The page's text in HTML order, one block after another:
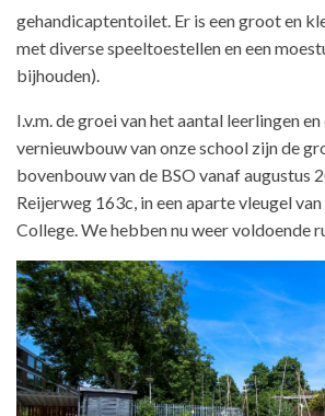
gehandicaptentoilet. Er is een groot en
met diverse speeltoestellen en een
bijhouden).
I.v.m. de groei van het aantal leerlingen
vernieuwbouw van onze school zijn de
bovenbouw van de BSO vanaf augustus
Reijerweg 163c, in een aparte vleugel
College. We hebben nu weer voldoende